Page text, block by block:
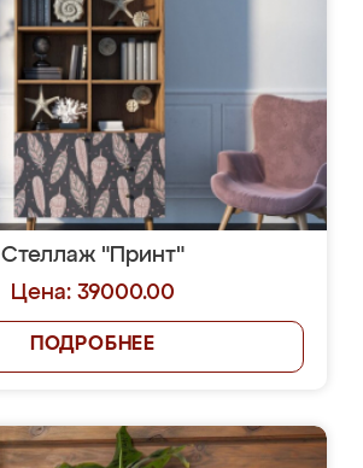
Стеллаж "Принт"
Цена: 39000.00
ПОДРОБНЕЕ